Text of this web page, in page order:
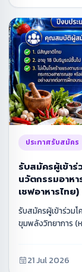
ประกาศรับสมัคร
รับสมัครผู้เข้า
นวัตกรรมอาห
เชฟอาหารไทย)
รับสมัครผู้เข้าร่วม
ขุมพลังวิทยาการ (
21 Jul 2026